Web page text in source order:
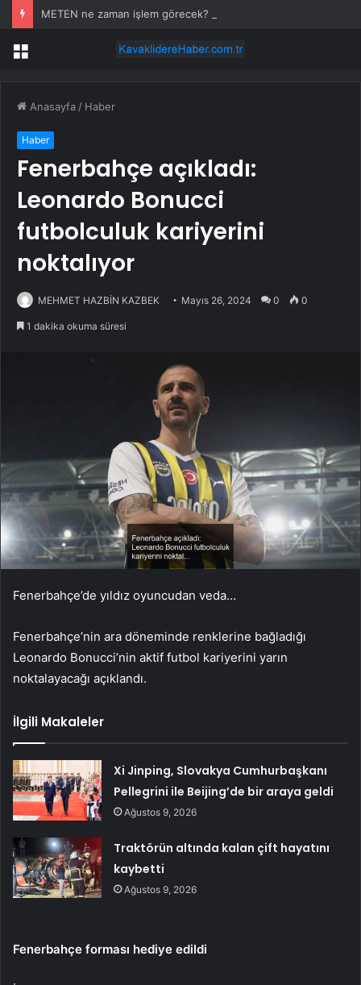
Menü
Anasayfa / Haber
Haber
Fenerbahçe açıkladı:
Leonardo Bonucci
futbolculuk kariyerini
noktalıyor
MEHMET HAZBİN KAZBEK Mayıs 26, 2024 0 0
1 dakika okuma süresi
Fenerbahçe’de yıldız oyuncudan veda…
Fenerbahçe’nin ara döneminde renklerine bağladığı
Leonardo Bonucci’nin aktif futbol kariyerini yarın
noktalayacağı açıklandı.
İlgili Makaleler
Xi Jinping, Slovakya Cumhurbaşkanı
Pellegrini ile Beijing’de bir araya geldi
Ağustos 9, 2026
Traktörün altında kalan çift hayatını
kaybetti
Ağustos 9, 2026
Fenerbahçe forması hediye edildi